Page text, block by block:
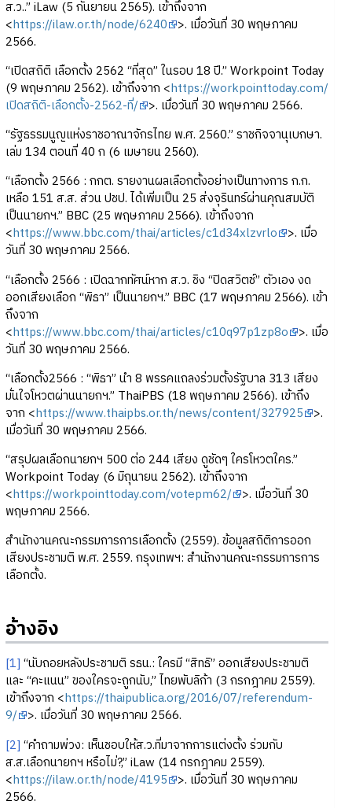
ส.ว..” iLaw (5 กันยายน 2565). เข้าถึงจาก
<https://ilaw.or.th/node/6240 >. เมื่อวันที่ 30 พฤษภาคม
2566.
“เปิดสถิติ เลือกตั้ง 2562 “ที่สุด” ในรอบ 18 ปี.” Workpoint Today
(9 พฤษภาคม 2562). เข้าถึงจาก <https://workpointtoday.com/
เปิดสถิติ-เลือกตั้ง-2562-ที่/ >. เมื่อวันที่ 30 พฤษภาคม 2566.
“รัฐธรรมนูญแห่งราชอาณาจักรไทย พ.ศ. 2560.” ราชกิจจานุเบกษา.
เล่ม 134 ตอนที่ 40 ก (6 เมษายน 2560).
“เลือกตั้ง 2566 : กกต. รายงานผลเลือกตั้งอย่างเป็นทางการ ก.ก.
เหลือ 151 ส.ส. ส่วน ปชป. ได้เพิ่มเป็น 25 ส่งจุรินทร์ผ่านคุณสมบัติ
เป็นนายกฯ.” BBC (25 พฤษภาคม 2566). เข้าถึงจาก
<https://www.bbc.com/thai/articles/c1d34xlzvrlo >. เมื่อ
วันที่ 30 พฤษภาคม 2566.
“เลือกตั้ง 2566 : เปิดฉากทัศน์หาก ส.ว. ชิง “ปิดสวิตช์” ตัวเอง งด
ออกเสียงเลือก “พิธา” เป็นนายกฯ.” BBC (17 พฤษภาคม 2566). เข้า
ถึงจาก
<https://www.bbc.com/thai/articles/c10q97p1zp8o >. เมื่อ
วันที่ 30 พฤษภาคม 2566.
“เลือกตั้ง2566 : “พิธา” นำ 8 พรรคแถลงร่วมตั้งรัฐบาล 313 เสียง
มั่นใจโหวตผ่านนายกฯ.” ThaiPBS (18 พฤษภาคม 2566). เข้าถึง
จาก <https://www.thaipbs.or.th/news/content/327925 >.
เมื่อวันที่ 30 พฤษภาคม 2566.
“สรุปผลเลือกนายกฯ 500 ต่อ 244 เสียง ดูชัดๆ ใครโหวตใคร.”
Workpoint Today (6 มิถุนายน 2562). เข้าถึงจาก
<https://workpointtoday.com/votepm62/ >. เมื่อวันที่ 30
พฤษภาคม 2566.
สำนักงานคณะกรรมการการเลือกตั้ง (2559). ข้อมูลสถิติการออก
เสียงประชามติ พ.ศ. 2559. กรุงเทพฯ: สำนักงานคณะกรรมการการ
เลือกตั้ง.
อ้างอิง
[1] “นับถอยหลังประชามติ รธน.: ใครมี “สิทธิ” ออกเสียงประชามติ
และ “คะแนน” ของใครจะถูกนับ,” ไทยพับลิก้า (3 กรกฎาคม 2559).
เข้าถึงจาก <https://thaipublica.org/2016/07/referendum-
9/ >. เมื่อวันที่ 30 พฤษภาคม 2566.
[2] “คำถามพ่วง: เห็นชอบให้ส.ว.ที่มาจากการแต่งตั้ง ร่วมกับ
ส.ส.เลือกนายกฯ หรือไม่?,” iLaw (14 กรกฎาคม 2559).
<https://ilaw.or.th/node/4195 >. เมื่อวันที่ 30 พฤษภาคม
2566.